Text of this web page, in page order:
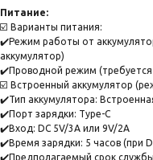
Питание:
☑️ Варианты питания:
✔️Режим работы от
аккумулятор)
✔️Проводной режим
☑️ Встроенный аккумулятор
✔️Тип аккумулятора:
✔️Порт зарядки: Type-C
✔️Вход: DC 5V/3A или 9V/2A
✔️Время зарядки: 5 часов (при
✔️Предполагаемый срок